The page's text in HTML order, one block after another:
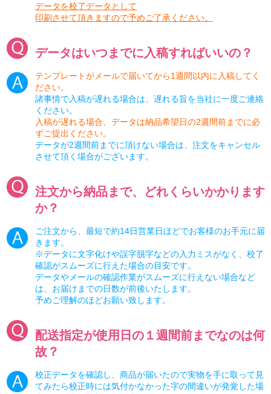
データを校了データとして
印刷させて頂きますので予めご了承ください。
データはいつまでに入稿すればいいの？
テンプレートがメールで届いてから1週間以内に入稿してく
ださい。
諸事情で入稿が遅れる場合は、遅れる旨を当社に一度ご連絡
ください。
入稿が遅れる場合、データは納品希望日の2週間前までに必
ずご提出ください。
データが2週間前までに頂けない場合は、注文をキャンセル
させて頂く場合がございます。
注文から納品まで、どれくらいかかります
か？
ご注文から、最短で約14日営業日ほどでお客様のお手元に届
きます。
※データに文字化けや誤字脱字などの入力ミスがなく、校了
確認がスムーズに行えた場合の目安です。
データやメールの確認作業がスムーズに行えない場合など
は、お届けまでの日数が前後いたします。
予めご理解のほどお願い致します。
配送指定が使用日の１週間前までなのは何
故？
校正データを確認し、商品が届いたので実物を手に取って見
てみたら校正時には気付かなかった字の間違いが発覚した場